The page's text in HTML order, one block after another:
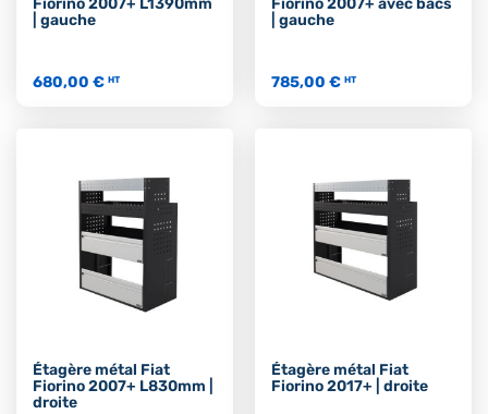
Fiorino 2007+ L1390mm
| gauche
680,00 € HT
Fiorino 2007+ avec bacs
| gauche
785,00 € HT
Étagère métal Fiat
Fiorino 2007+ L830mm |
droite
Étagère métal Fiat
Fiorino 2017+ | droite